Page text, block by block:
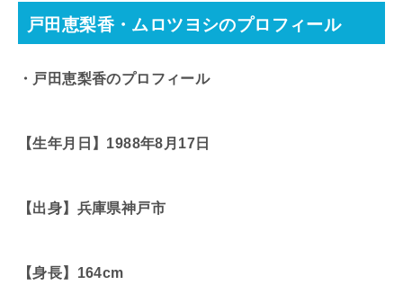
戸田恵梨香・ムロツヨシのプロフィール
・戸田恵梨香のプロフィール
【生年月日】1988年8月17日
【出身】兵庫県神戸市
【身長】164cm